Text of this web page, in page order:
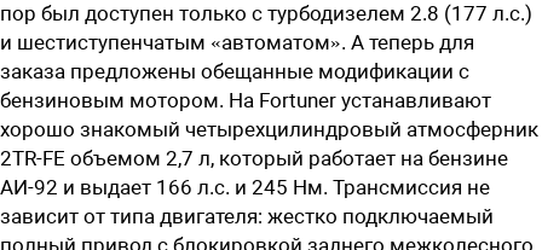
пор был доступен только с турбодизелем 2.8 (177 л.с.)
и шестиступенчатым «автоматом». А теперь для
заказа предложены обещанные модификации с
бензиновым мотором. На Fortuner устанавливают
хорошо знакомый четырехцилиндровый атмосферник
2TR-FE объемом 2,7 л, который работает на бензине
АИ-92 и выдает 166 л.с. и 245 Нм. Трансмиссия не
зависит от типа двигателя: жестко подключаемый
полный привод с блокировкой заднего межколесного